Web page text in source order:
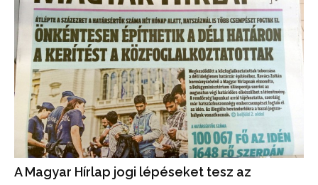
A Magyar Hírlap jogi lépéseket tesz az